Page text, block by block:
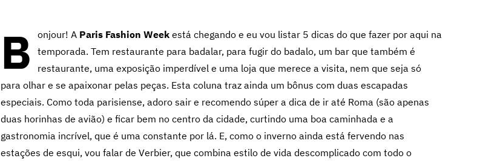
B onjour! A Paris Fashion Week está chegando e eu vou listar 5 dicas do que fazer por aqui na
temporada. Tem restaurante para badalar, para fugir do badalo, um bar que também é
restaurante, uma exposição imperdível e uma loja que merece a visita, nem que seja só
para olhar e se apaixonar pelas peças. Esta coluna traz ainda um bônus com duas escapadas
especiais. Como toda parisiense, adoro sair e recomendo súper a dica de ir até Roma (são apenas
duas horinhas de avião) e ficar bem no centro da cidade, curtindo uma boa caminhada e a
gastronomia incrível, que é uma constante por lá. E, como o inverno ainda está fervendo nas
estações de esqui, vou falar de Verbier, que combina estilo de vida descomplicado com todo o